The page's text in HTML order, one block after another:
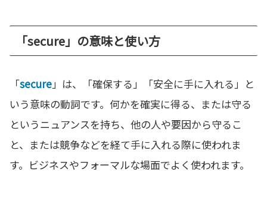
「secure」の意味と使い方
「secure」は、「確保する」「安全に手に入れる」と
いう意味の動詞です。何かを確実に得る、または守る
というニュアンスを持ち、他の人や要因から守るこ
と、または競争などを経て手に入れる際に使われま
す。ビジネスやフォーマルな場面でよく使われます。